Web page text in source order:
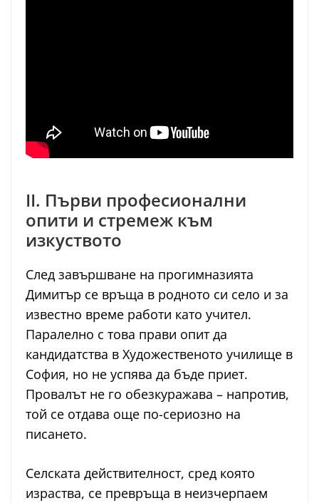
II. Първи професионални
опити и стремеж към
изкуството
След завършване на прогимназията
Димитър се връща в родното си село и за
известно време работи като учител.
Паралелно с това прави опит да
кандидатства в Художественото училище в
София, но не успява да бъде приет.
Провалът не го обезкуражава – напротив,
той се отдава още по-сериозно на
писането.
Селската действителност, сред която
израства, се превръща в неизчерпаем